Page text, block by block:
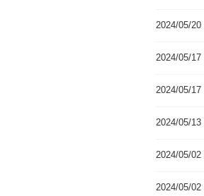
2024/05/20
2024/05/17
2024/05/17
2024/05/13
2024/05/02
2024/05/02